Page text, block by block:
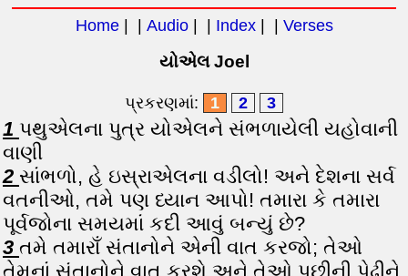
Home| | Audio| | Index| | Verses
યોએલ Joel
પ્રકરણમાં: 1 2 3
1 પથુએલના પુત્ર યોએલને સંભળાયેલી યહોવાની
વાણી
2 સાંભળો, હે ઇસ્રાએલના વડીલો! અને દેશના સર્વ
વતનીઓ, તમે પણ ધ્યાન આપો! તમારા કે તમારા
પૂર્વજોના સમયમાં કદી આવું બન્યું છે?
3 તમે તમારાઁ સંતાનોને એની વાત કરજો; તેઓ
તેમનાં સંતાનોને વાત કરશે અને તેઓ પછીની પેઢીને